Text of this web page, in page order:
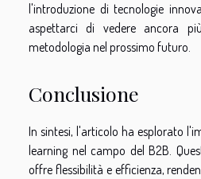
l'introduzione di tecnologie
aspettarci di vedere ancora
metodologia nel prossimo futuro.
Conclusione
In sintesi, l'articolo ha esplorato
learning nel campo del B2B.
offre flessibilità e efficienza,